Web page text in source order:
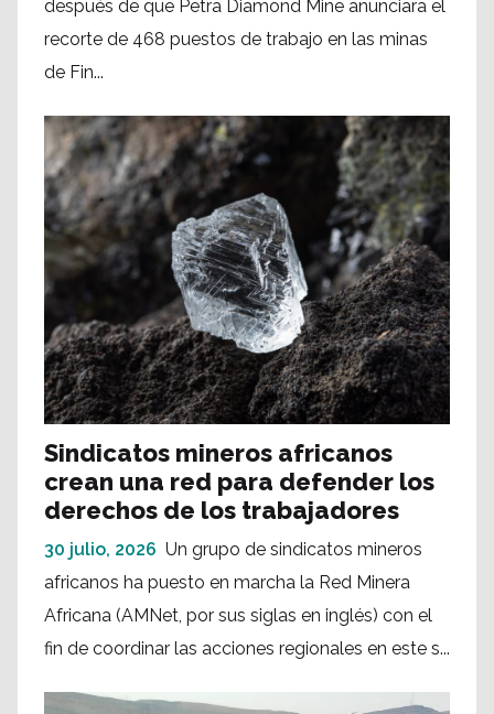
después de que Petra Diamond Mine anunciara el
recorte de 468 puestos de trabajo en las minas
de Fin...
Sindicatos mineros africanos
crean una red para defender los
derechos de los trabajadores
30 julio, 2026 Un grupo de sindicatos mineros
africanos ha puesto en marcha la Red Minera
Africana (AMNet, por sus siglas en inglés) con el
fin de coordinar las acciones regionales en este s...